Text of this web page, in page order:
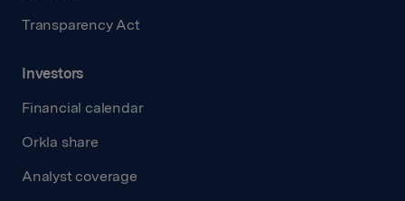
Transparency Act
Investors
Financial calendar
Orkla share
Analyst coverage